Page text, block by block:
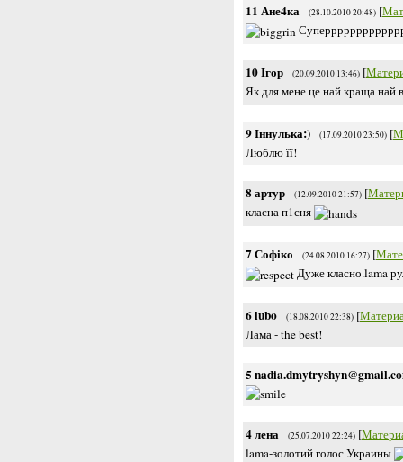
11 Ане4ка (28.10.2010 20:48) [
10Ігор (20.09.2010 13:46) [
Як для мене це най краща най
9Іннулька:) (17.09.2010 23:50) [
Люблю її!
8артур (12.09.2010 21:57) [
класна п1сня
7Софіко (24.08.2010 16:27) [
Дуже класно.lama
6lubo (18.08.2010 22:38) [
Лама - the best!
5
4лена (25.07.2010 22:24) [
lama-золотий голос Украины